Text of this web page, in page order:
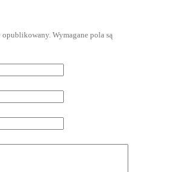
opublikowany. Wymagane pola są